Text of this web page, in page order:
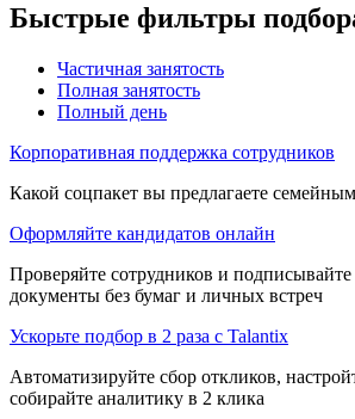
Быстрые фильтры
Частичная занятость
Полная занятость
Полный день
Корпоративная поддержка сотрудников
Какой соцпакет вы предлагаете
Оформляйте кандидатов онлайн
Проверяйте сотрудников и
документы без бумаг и личных встреч
Ускорьте подбор в 2 раза с Talantix
Автоматизируйте сбор откликов,
собирайте аналитику в 2 клика